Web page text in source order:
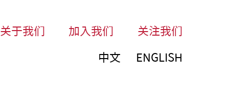
关于我们 加入我们 关注我们
中文 ENGLISH